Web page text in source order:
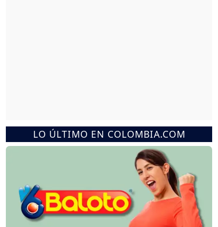
LO ÚLTIMO EN COLOMBIA.COM